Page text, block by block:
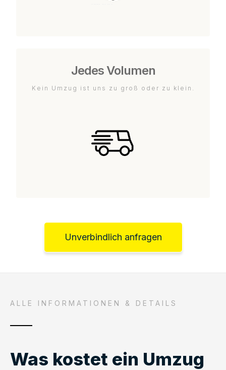
Jedes Volumen
Kein Umzug ist uns zu groß oder zu klein.
Unverbindlich anfragen
ALLE INFORMATIONEN & DETAILS
Was kostet ein Umzug